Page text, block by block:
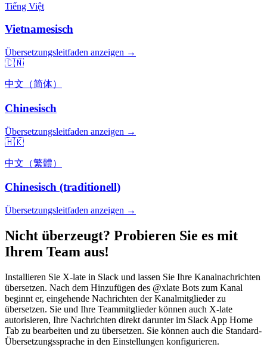
Tiếng Việt
Vietnamesisch
Übersetzungsleitfaden anzeigen →
🇨🇳
中文（简体）
Chinesisch
Übersetzungsleitfaden anzeigen →
🇭🇰
中文（繁體）
Chinesisch (traditionell)
Übersetzungsleitfaden anzeigen →
Nicht überzeugt? Probieren Sie es mit
Ihrem Team aus!
Installieren Sie X-late in Slack und lassen Sie Ihre Kanalnachrichten
übersetzen. Nach dem Hinzufügen des @xlate Bots zum Kanal
beginnt er, eingehende Nachrichten der Kanalmitglieder zu
übersetzen. Sie und Ihre Teammitglieder können auch X-late
autorisieren, Ihre Nachrichten direkt darunter im Slack App Home
Tab zu bearbeiten und zu übersetzen. Sie können auch die Standard-
Übersetzungssprache in den Einstellungen konfigurieren.